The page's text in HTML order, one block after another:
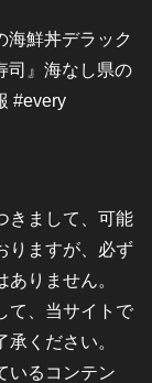
海鮮丼デラック
司』海なし県の
#every
きまして、可能
りますが、必ず
りません。
て、当サイトで
ください。
いるコンテン